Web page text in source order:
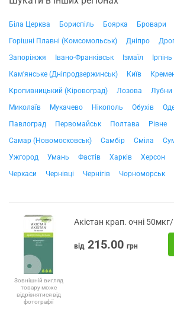
Біла Церква Бориспіль Боярка Бровари
Горішні Плавні (Комсомольськ)
Дніпро
Запоріжжя
Івано-Франківськ Ізмаїл
Ірпінь
Кам'янське (Дніпродзержинськ)
Київ
Кропивницький (Кіровоград)
Лозова Лубни
Миколаїв
Мукачево Нікополь Обухів
Павлоград
Первомайськ Полтава
Рівне
Самар (Новомосковськ)
Самбір Сміла
Ужгород
Умань Фастів Харків Херсон
Черкаси
Чернівці Чернігів Чорноморськ
Зовнішній вигляд
товару може
відрізнятися від
фотографії
Акістан крап. очні
від 215.00 грн